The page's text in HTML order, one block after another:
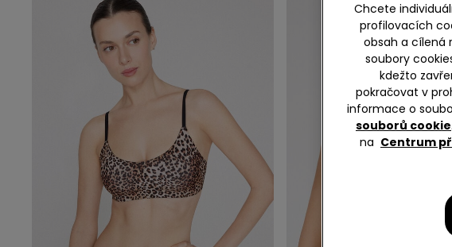
Chcete
profilovacích
obsah a cílená
soubory
kdežto
pokračovat v
informace o
souborů cookie
na Centrum